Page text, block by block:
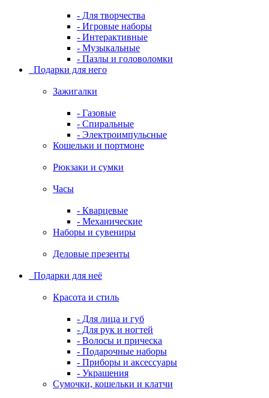
- Для творчества
- Игровые наборы
- Интерактивные
- Музыкальные
- Пазлы и головоломки
Подарки для него
Зажигалки
- Газовые
- Спиральные
- Электроимпульсные
Кошельки и портмоне
Рюкзаки и сумки
Часы
- Кварцевые
- Механические
Наборы и сувениры
Деловые презенты
Подарки для неё
Красота и стиль
- Для лица и губ
- Для рук и ногтей
- Волосы и прическа
- Подарочные наборы
- Приборы и аксессуары
- Украшения
Сумочки, кошельки и клатчи